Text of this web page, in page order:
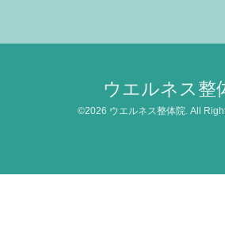
ウエルネス整
©2026 ウエルネス整体院. All